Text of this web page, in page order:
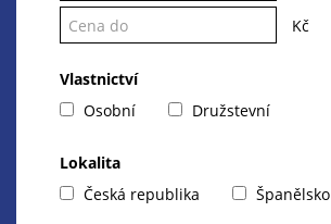
Kč
Vlastnictví
Osobní
Družstevní
Lokalita
Česká republika
Španělsko